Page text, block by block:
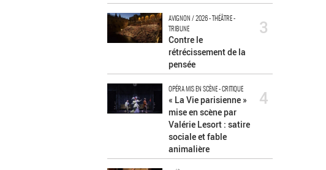
AVIGNON / 2026 - THÉÂTRE -
TRIBUNE
Contre le
rétrécissement de la
pensée
3
OPÉRA MIS EN SCÈNE - CRITIQUE
« La Vie parisienne »
mise en scène par
Valérie Lesort : satire
sociale et fable
animalière
4